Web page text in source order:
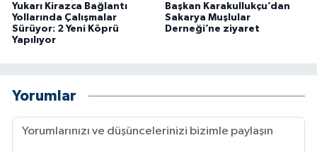
Yukarı Kirazca Bağlantı
Yollarında Çalışmalar
Sürüyor: 2 Yeni Köprü
Yapılıyor
Başkan Karakullukçu’dan
Sakarya Muşlular
Derneği’ne ziyaret
Yorumlar